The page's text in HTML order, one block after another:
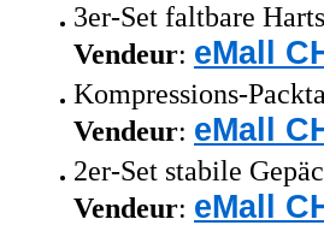
3er-Set faltbare
Vendeur: eMall
Kompressions-
Vendeur: eMall
2er-Set stabile
Vendeur: eMall